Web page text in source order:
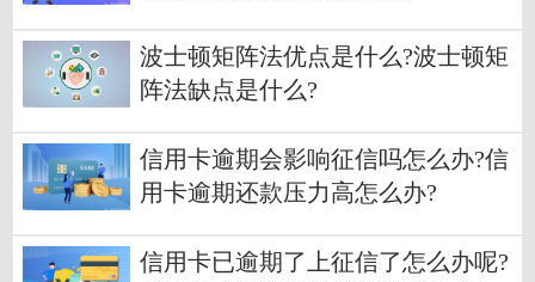
波士顿矩阵法优点是什么?波士顿矩
阵法缺点是什么?
信用卡逾期会影响征信吗怎么办?信
用卡逾期还款压力高怎么办?
信用卡已逾期了上征信了怎么办呢?